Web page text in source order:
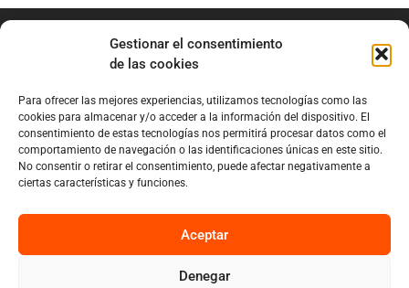
Gestionar el consentimiento
de las cookies
Para ofrecer las mejores experiencias, utilizamos tecnologías como las
cookies para almacenar y/o acceder a la información del dispositivo. El
consentimiento de estas tecnologías nos permitirá procesar datos como el
comportamiento de navegación o las identificaciones únicas en este sitio.
No consentir o retirar el consentimiento, puede afectar negativamente a
ciertas características y funciones.
Aceptar
Denegar
info@marianobraga.com
BRAGA Academia
Podcast
Sobre Mariano